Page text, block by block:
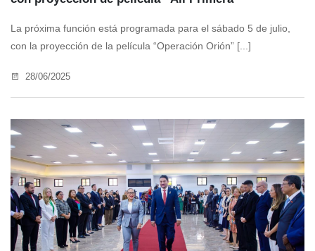
La próxima función está programada para el sábado 5 de julio,
con la proyección de la película “Operación Orión” [...]
28/06/2025